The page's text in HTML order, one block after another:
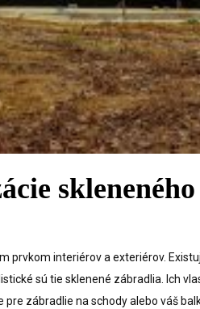
prvkom interiérov a exteriérov.
sú tie sklenené zábradlia. Ich
pre zábradlie na schody alebo váš